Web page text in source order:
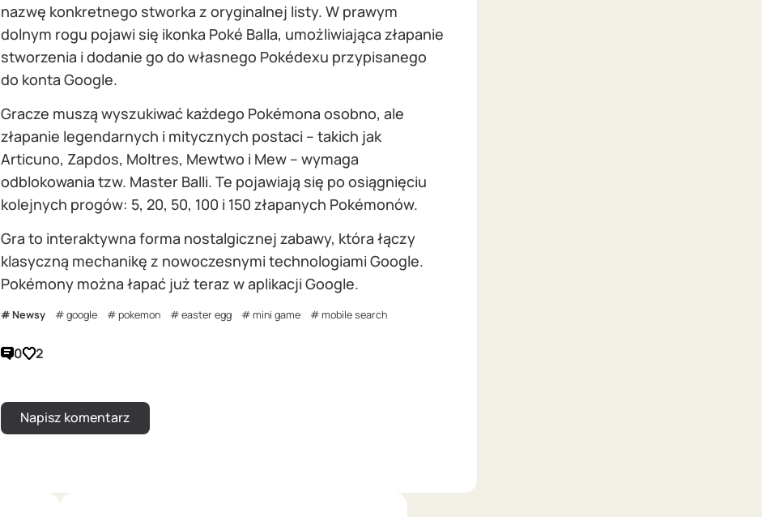
nazwę konkretnego stworka z oryginalnej listy. W prawym
dolnym rogu pojawi się ikonka Poké Balla, umożliwiająca złapanie
stworzenia i dodanie go do własnego Pokédexu przypisanego
do konta Google.
Gracze muszą wyszukiwać każdego Pokémona osobno, ale
złapanie legendarnych i mitycznych postaci – takich jak
Articuno, Zapdos, Moltres, Mewtwo i Mew – wymaga
odblokowania tzw. Master Balli. Te pojawiają się po osiągnięciu
kolejnych progów: 5, 20, 50, 100 i 150 złapanych Pokémonów.
Gra to interaktywna forma nostalgicznej zabawy, która łączy
klasyczną mechanikę z nowoczesnymi technologiami Google.
Pokémony można łapać już teraz w aplikacji Google.
Newsy google pokemon easter egg mini game mobile search
0 2